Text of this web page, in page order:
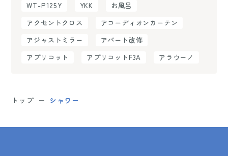
WT-P125Y
YKK
お風呂
アクセントクロス
アコーディオンカーテン
アジャストミラー
アパート改修
アプリコット
アプリコットF3A アラウーノ
トップ シャワー